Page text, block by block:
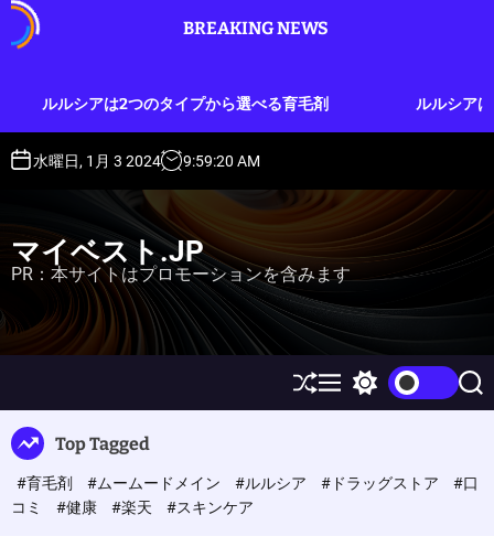
o
BREAKING NEWS
から選べる育毛剤 ルルシアは実質3ヶ月分のお試しがで
水曜日, 1月 3 2024 9:59:22 AM
マイベスト.JP
PR：本サイトはプロモーションを含みます
S
h
e
M
e w
h
S
e
h
Top Tagged
#育毛剤 #ムームードメイン #ルルシア #ドラッグストア
#口
コミ
#健康 #楽天 #スキンケア